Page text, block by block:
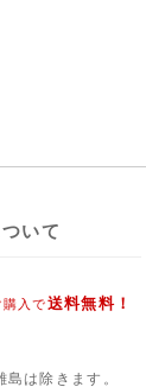
いて
入で送料無料！
は除きます。